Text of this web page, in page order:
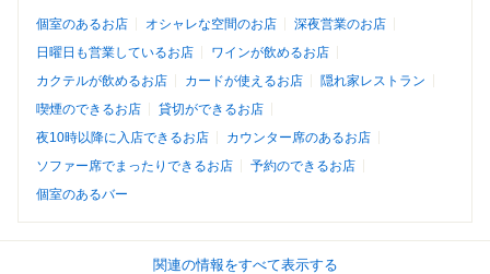
個室のあるお店 オシャレな空間のお店
深夜営業のお店
日曜日も営業しているお店
ワインが飲めるお店
カクテルが飲めるお店
カードが使えるお店
隠れ家レストラン
喫煙のできるお店
貸切ができるお店
夜10時以降に入店できるお店
カウンター席のあるお店
ソファー席でまったりできるお店
予約のできるお店
個室のあるバー
関連の情報をすべて表示する